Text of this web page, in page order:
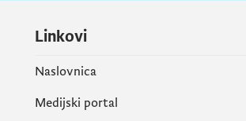
Linkovi
Naslovnica
Medijski portal